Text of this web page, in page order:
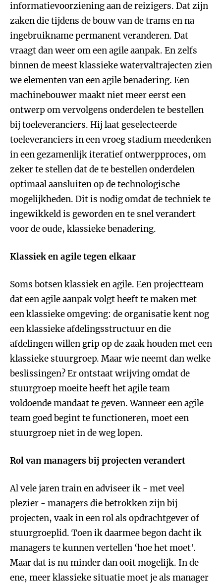
informatievoorziening aan de reizigers. Dat zijn
zaken die tijdens de bouw van de trams en na
ingebruikname permanent veranderen. Dat
vraagt dan weer om een agile aanpak. En zelfs
binnen de meest klassieke watervaltrajecten zien
we elementen van een agile benadering. Een
machinebouwer maakt niet meer eerst een
ontwerp om vervolgens onderdelen te bestellen
bij toeleveranciers. Hij laat geselecteerde
toeleveranciers in een vroeg stadium meedenken
in een gezamenlijk iteratief ontwerpproces, om
zeker te stellen dat de te bestellen onderdelen
optimaal aansluiten op de technologische
mogelijkheden. Dit is nodig omdat de techniek te
ingewikkeld is geworden en te snel verandert
voor de oude, klassieke benadering.
Klassiek en agile tegen elkaar
Soms botsen klassiek en agile. Een projectteam
dat een agile aanpak volgt heeft te maken met
een klassieke omgeving: de organisatie kent nog
een klassieke afdelingsstructuur en die
afdelingen willen grip op de zaak houden met een
klassieke stuurgroep. Maar wie neemt dan welke
beslissingen? Er ontstaat wrijving omdat de
stuurgroep moeite heeft het agile team
voldoende mandaat te geven. Wanneer een agile
team goed begint te functioneren, moet een
stuurgroep niet in de weg lopen.
Rol van managers bij projecten verandert
Al vele jaren train en adviseer ik - met veel
plezier - managers die betrokken zijn bij
projecten, vaak in een rol als opdrachtgever of
stuurgroeplid. Toen ik daarmee begon dacht ik
managers te kunnen vertellen ‘hoe het moet'.
Maar dat is nu minder dan ooit mogelijk. In de
ene, meer klassieke situatie moet je als manager